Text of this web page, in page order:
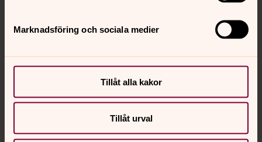
Marknadsföring och sociala medier
Tillåt alla kakor
Tillåt urval
Sociala kanaler